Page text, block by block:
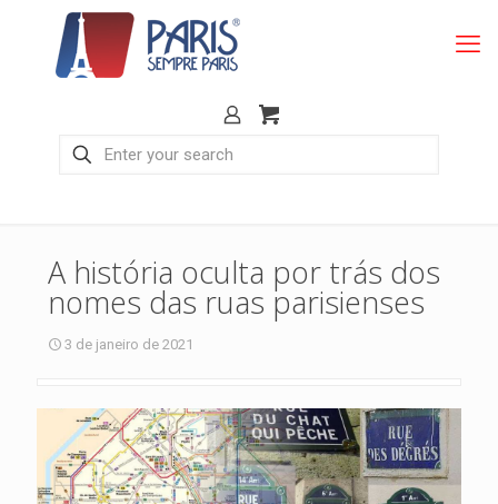
A história oculta por trás dos
nomes das ruas parisienses
3 de janeiro de 2021